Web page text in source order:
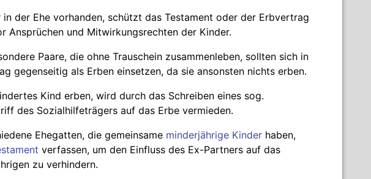
in der Ehe vorhanden, schützt das Testament oder der Erbvertrag
Ansprüchen und Mitwirkungsrechten der Kinder.
Paare, die ohne Trauschein zusammenleben, sollten sich in
gegenseitig als Erben einsetzen, da sie ansonsten nichts erben.
Kind erben, wird durch das Schreiben eines sog.
des Sozialhilfeträgers auf das Erbe vermieden.
Ehegatten, die gemeinsame minderjährige Kinder haben,
verfassen, um den Einfluss des Ex-Partners auf das
zu verhindern.